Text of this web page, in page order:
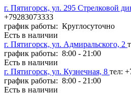
г. Пятигорск, ул. 295 Стрелковой
+79283073333
график работы: Круглосуточно
Есть в наличии
г. Пятигорск, ул. Адмиральского, 2
график работы: 8:00 - 21:00
Есть в наличии
г. Пятигорск, ул. Кузнечная, 8 тел:
график работы: 8:00 - 21:00
Есть в наличии